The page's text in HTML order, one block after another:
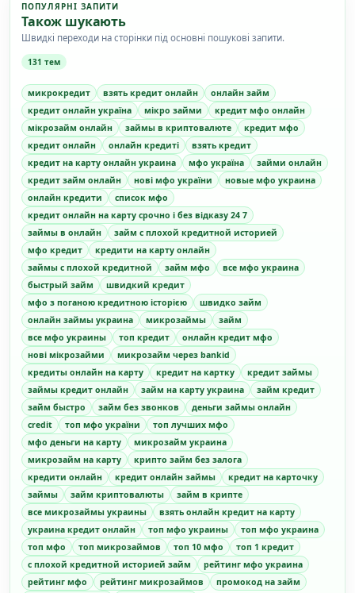
ПОПУЛЯРНІ ЗАПИТИ
Також шукають
Швидкі переходи на сторінки під основні пошукові запити.
131 тем
микрокредит взять кредит онлайн
онлайн займ
кредит онлайн україна
мікро займи
кредит мфо онлайн
мікрозайм онлайн
займы в криптовалюте
кредит мфо
кредит онлайн
онлайн кредиті
взять кредит
кредит на карту онлайн украина
мфо україна
займи онлайн
кредит займ онлайн
нові мфо україни
новые мфо украина
онлайн кредити
список мфо
кредит онлайн на карту срочно і без відказу 24 7
займы в онлайн
займ с плохой кредитной историей
мфо кредит
кредити на карту онлайн
займы с плохой кредитной
займ мфо
все мфо украина
быстрый займ
швидкий кредит
мфо з поганою кредитною історією
швидко займ
онлайн займы украина
микрозаймы
займ
все мфо украины
топ кредит
онлайн кредит мфо
нові мікрозайми
микрозайм через bankid
кредиты онлайн на карту
кредит на картку
кредит займы
займы кредит онлайн
займ на карту украина
займ кредит
займ быстро
займ без звонков
деньги займы онлайн
credit
топ мфо україни
топ лучших мфо
мфо деньги на карту
микрозайм украина
микрозайм на карту
крипто займ без залога
кредити онлайн
кредит онлайн займы
кредит на карточку
займы
займ криптовалюты
займ в крипте
все микрозаймы украины
взять онлайн кредит на карту
украина кредит онлайн
топ мфо украины
топ мфо украина
топ мфо
топ микрозаймов топ 10 мфо
топ 1 кредит
с плохой кредитной историей займ
рейтинг мфо украина
рейтинг мфо
рейтинг микрозаймов
промокод на займ